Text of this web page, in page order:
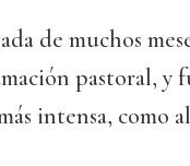
de muchos
pastoral, y
intensa, como